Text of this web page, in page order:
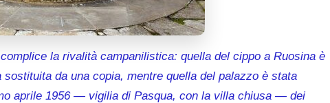
la rivalità campanilistica: quella del cippo a Ruosina è
da una copia, mentre quella del palazzo è stata
aprile 1956 — vigilia di Pasqua, con la villa chiusa — dei